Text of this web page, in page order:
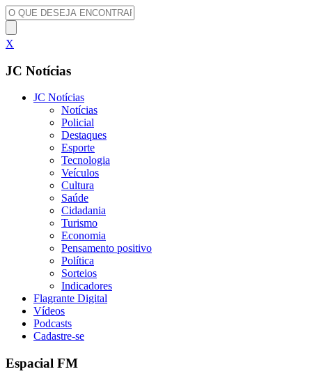
X
JC Notícias
JC Notícias
Notícias
Policial
Destaques
Esporte
Tecnologia
Veículos
Cultura
Saúde
Cidadania
Turismo
Economia
Pensamento positivo
Política
Sorteios
Indicadores
Flagrante Digital
Vídeos
Podcasts
Cadastre-se
Espacial FM